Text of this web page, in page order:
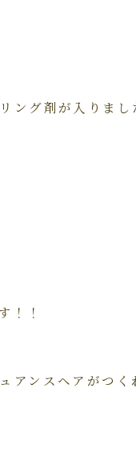
ング剤が入りまし
！！
アンスヘアがつく